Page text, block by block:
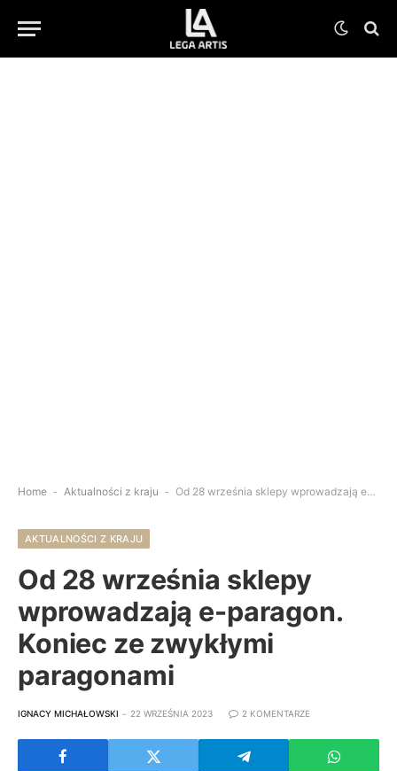
Home - Aktualności z kraju - Od 28 września sklepy wprowadzają e-paragon. Koniec ze zwykłymi paragonami
AKTUALNOŚCI Z KRAJU
Od 28 września sklepy
wprowadzają e-paragon.
Koniec ze zwykłymi
paragonami
IGNACY MICHAŁOWSKI 22 WRZEŚNIA 2023 2 KOMENTARZE